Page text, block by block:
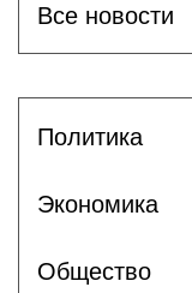
Все новости
Политика
Экономика
Общество